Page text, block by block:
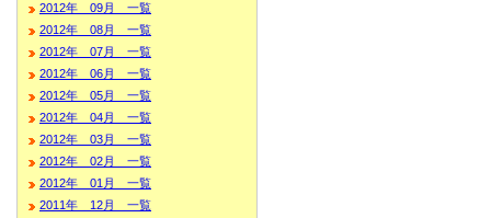
2012年 09月 一覧
2012年 08月 一覧
2012年 07月 一覧
2012年 06月 一覧
2012年 05月 一覧
2012年 04月 一覧
2012年 03月 一覧
2012年 02月 一覧
2012年 01月 一覧
2011年 12月 一覧